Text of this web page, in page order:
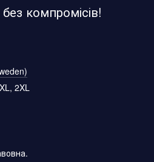
компромісів!
2XL